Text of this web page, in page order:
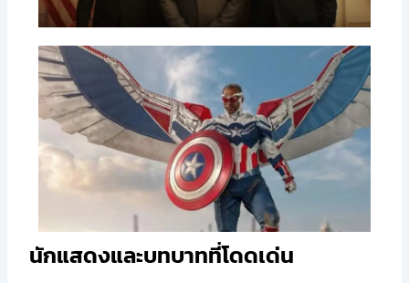
นักแสดงและบทบาทที่โดดเด่น